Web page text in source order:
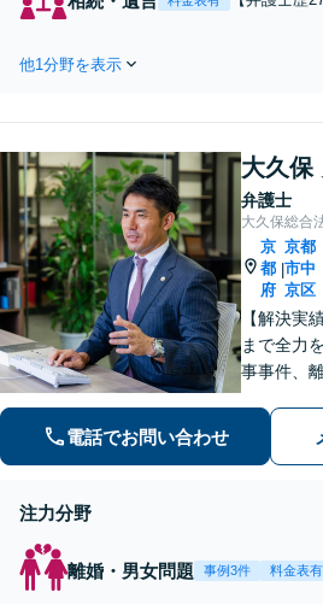
数。問
きちんと主
エリアも対
他1分野を表示
大久保
弁護士
大久保総合
京
都
府
|
京都
市中
京区
【解決実
まで全力
事事件、
てはお任
可】【土
電話でお問い合わせ
注力分野
離婚・男女問題 事例3件 料金表有